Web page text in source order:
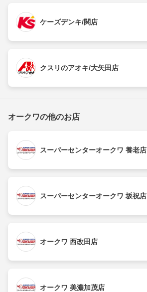
ケーズデンキ/関店
クスリのアオキ/大矢田店
オークワの他のお店
スーパーセンターオークワ 養老店
スーパーセンターオークワ 坂祝店
オークワ 西改田店
オークワ 美濃加茂店